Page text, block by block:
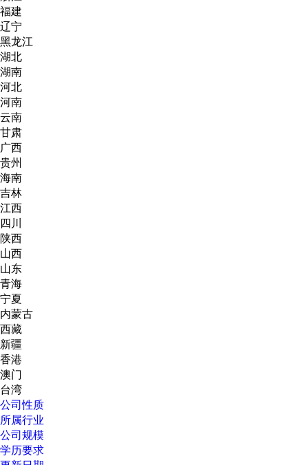
福建
辽宁
黑龙江
湖北
湖南
河北
河南
云南
甘肃
广西
贵州
海南
吉林
江西
四川
陕西
山西
山东
青海
宁夏
内蒙古
西藏
新疆
香港
澳门
台湾
公司性质
所属行业
公司规模
学历要求